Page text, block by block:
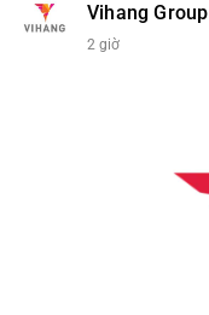
Vihang Group
2 giờ